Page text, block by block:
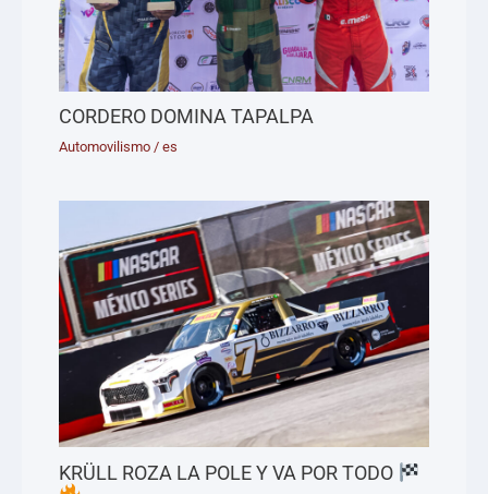
CORDERO DOMINA TAPALPA
Automovilismo /es
KRÜLL ROZA LA POLE Y VA POR TODO